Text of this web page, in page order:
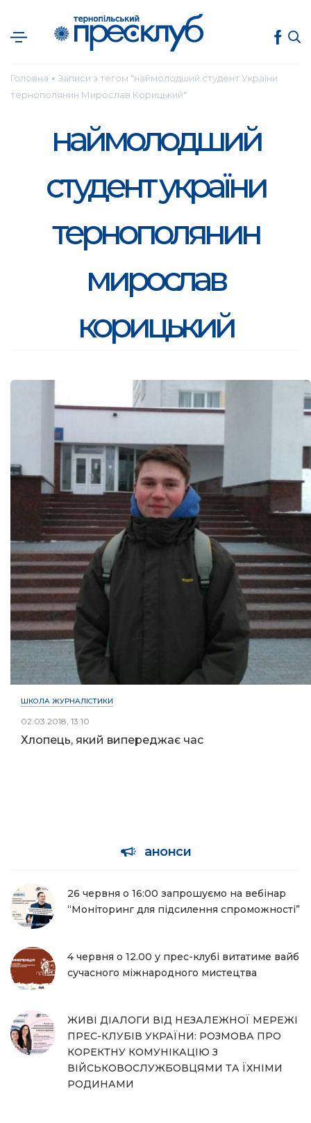
Головна ● Записи з тегом "наймолодший студент України
тернополянин Мирослав Корицький"
наймолодший
студент україни
тернополянин
мирослав
корицький
ШКОЛА ЖУРНАЛІСТИКИ
02.03.2018, 13:10
Хлопець, який випереджає час
анонси
26 червня о 16:00 запрошуємо на вебінар
“Моніторинг для підсилення спроможності”
4 червня о 12.00 у прес-клубі витатиме вайб
сучасного міжнародного мистецтва
ЖИВІ ДІАЛОГИ ВІД НЕЗАЛЕЖНОЇ МЕРЕЖІ
ПРЕС-КЛУБІВ УКРАЇНИ: РОЗМОВА ПРО
КОРЕКТНУ КОМУНІКАЦІЮ З
ВІЙСЬКОВОСЛУЖБОВЦЯМИ ТА ЇХНІМИ
РОДИНАМИ